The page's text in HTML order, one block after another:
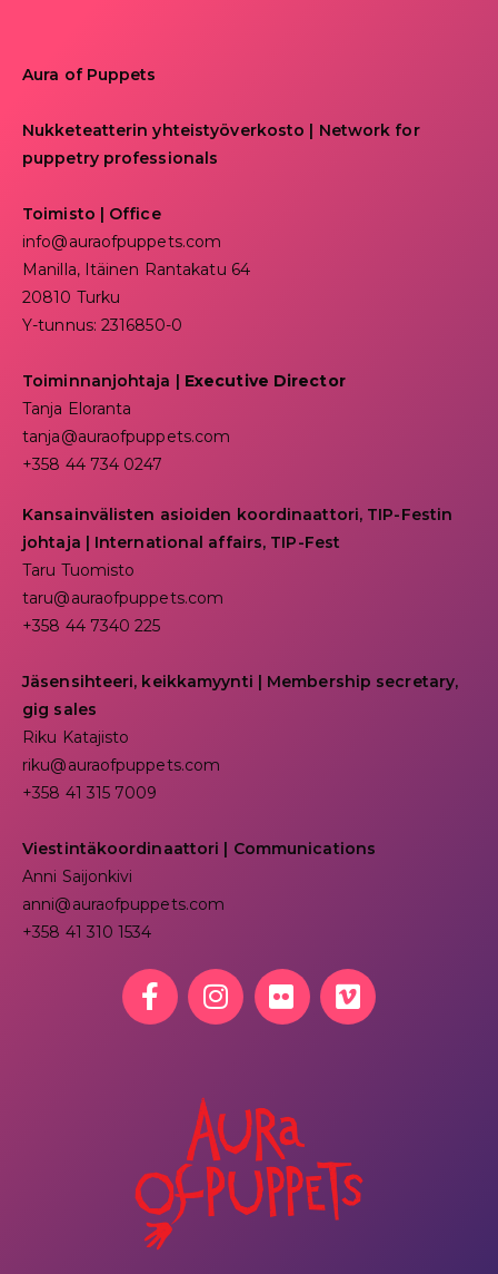
Aura of Puppets
Nukketeatterin yhteistyöverkosto | Network for
puppetry professionals
Toimisto | Office
info@auraofpuppets.com
Manilla, Itäinen Rantakatu 64
20810 Turku
Y-tunnus: 2316850-0
Toiminnanjohtaja | Executive Director
Tanja Eloranta
tanja@auraofpuppets.com
+358 44 734 0247
Kansainvälisten asioiden koordinaattori, TIP-Festin
johtaja | International affairs, TIP-Fest
Taru Tuomisto
taru@auraofpuppets.com
+358 44 7340 225
Jäsensihteeri, keikkamyynti | Membership secretary,
gig sales
Riku Katajisto
riku@auraofpuppets.com
+358 41 315 7009
Viestintäkoordinaattori | Communications
Anni Saijonkivi
anni@auraofpuppets.com
+358 41 310 1534